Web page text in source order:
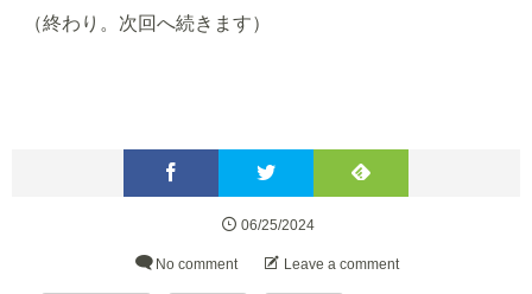
（終わり。次回へ続きます）
06/25/2024
No comment Leave a comment